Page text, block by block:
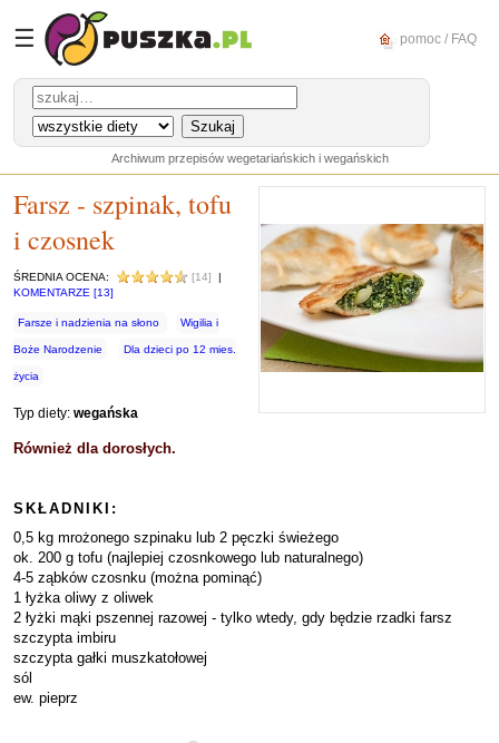
☰ pomoc / FAQ
Archiwum przepisów wegetariańskich i wegańskich
Farsz - szpinak, tofu
i czosnek
ŚREDNIA OCENA: [14]
|
KOMENTARZE [13]
Farsze i nadzienia na słono Wigilia i
Boże Narodzenie Dla dzieci po 12 mies.
życia
Typ diety: wegańska
Również dla dorosłych.
SKŁADNIKI:
0,5 kg mrożonego szpinaku lub 2 pęczki świeżego
ok. 200 g tofu (najlepiej czosnkowego lub naturalnego)
4-5 ząbków czosnku (można pominąć)
1 łyżka oliwy z oliwek
2 łyżki mąki pszennej razowej - tylko wtedy, gdy będzie rzadki farsz
szczypta imbiru
szczypta gałki muszkatołowej
sól
ew. pieprz